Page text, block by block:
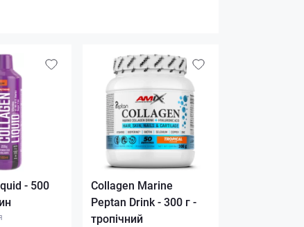
- 500
Collagen Marine
Peptan Drink - 300 г -
тропічний